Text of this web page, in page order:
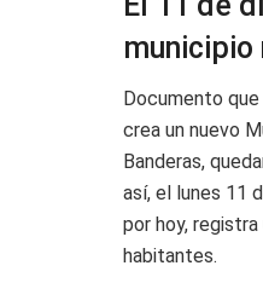
municipio
Documento
crea un nuevo
Banderas,
así, el lunes 11
por hoy,
habitantes.